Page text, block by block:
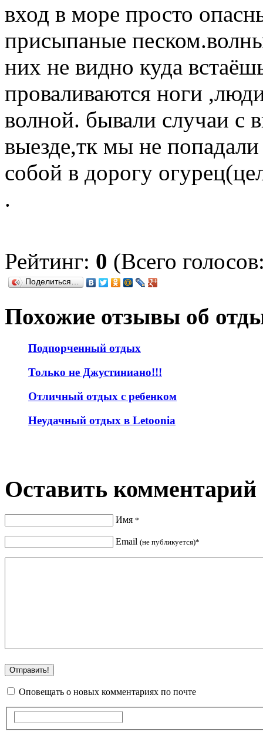
вход в море просто
присыпаные
них не видно куда
проваливаются ноги
волной. бывали случаи с
выезде,тк мы не
собой в дорогу
.
Рейтинг: 0 (Всего
Поделиться…
Похожие отзывы об
Подпорченный отдых
Только не Джустиниано!!!
Отличный отдых с ребенком
Неудачный отдых в Letoonia
Оставить комментарий
Имя *
Email (не публикуется)*
Оповещать о новых комментариях по почте